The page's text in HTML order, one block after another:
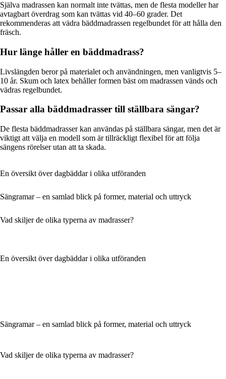
Själva madrassen kan normalt inte tvättas, men de flesta modeller har
avtagbart överdrag som kan tvättas vid 40–60 grader. Det
rekommenderas att vädra bäddmadrassen regelbundet för att hålla den
fräsch.
Hur länge håller en bäddmadrass?
Livslängden beror på materialet och användningen, men vanligtvis 5–
10 år. Skum och latex behåller formen bäst om madrassen vänds och
vädras regelbundet.
Passar alla bäddmadrasser till ställbara sängar?
De flesta bäddmadrasser kan användas på ställbara sängar, men det är
viktigt att välja en modell som är tillräckligt flexibel för att följa
sängens rörelser utan att ta skada.
En översikt över dagbäddar i olika utföranden
Sängramar – en samlad blick på former, material och uttryck
Vad skiljer de olika typerna av madrasser?
En översikt över dagbäddar i olika utföranden
Sängramar – en samlad blick på former, material och uttryck
Vad skiljer de olika typerna av madrasser?